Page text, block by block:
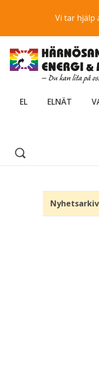
Vi tar hjälp
EL ELNÄT
Nyhetsarkiv